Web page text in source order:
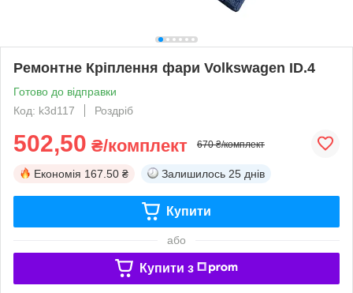
Ремонтне Кріплення фари Volkswagen ID.4
Готово до відправки
Код: k3d117
Роздріб
502,50 ₴/комплект 670 ₴/комплект
Економія 167.50 ₴ Залишилось 25 днів
Купити
або
Купити з